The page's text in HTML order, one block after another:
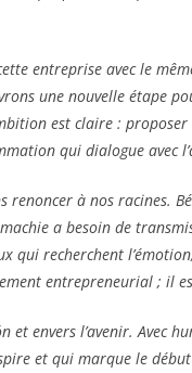
entreprise avec le
une nouvelle étape
est claire :
qui dialogue avec
à nos racines.
a besoin de
qui recherchent l’émotion,
entrepreneurial ; il
et envers l’avenir.
et qui marque le